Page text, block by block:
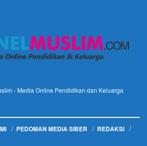
- Media Online Pendidikan dan Keluarga
PEDOMAN MEDIA SIBER
REDAKSI